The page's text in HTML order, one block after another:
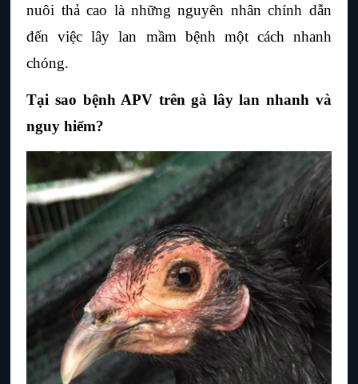
nuôi thả cao là những nguyên nhân chính dẫn
đến việc lây lan mầm bệnh một cách nhanh
chóng.
Tại sao bệnh APV trên gà lây lan nhanh và
nguy hiểm?